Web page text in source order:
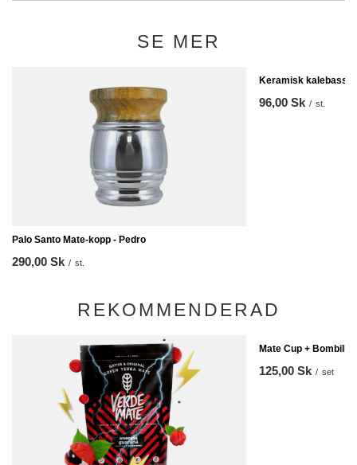
SE MER
Palo Santo Mate-kopp - Pedro
290,00 Sk / st.
Keramisk kalebass -
96,00 Sk / st.
REKOMMENDERAD
Mate Cup + Bombilla
125,00 Sk / set